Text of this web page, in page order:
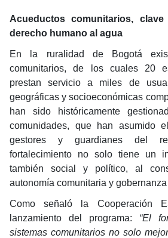
Acueductos comunitarios,
derecho humano al agua
En la ruralidad de Bogotá
comunitarios, de los cuales 20
prestan servicio a miles de
geográficas y socioeconómicas
han sido históricamente
comunidades, que han asumido
gestores y guardianes del
fortalecimiento no solo tiene un
también social y político, al
autonomía comunitaria y
Como señaló la Cooperación
lanzamiento del programa: “El
sistemas comunitarios no solo